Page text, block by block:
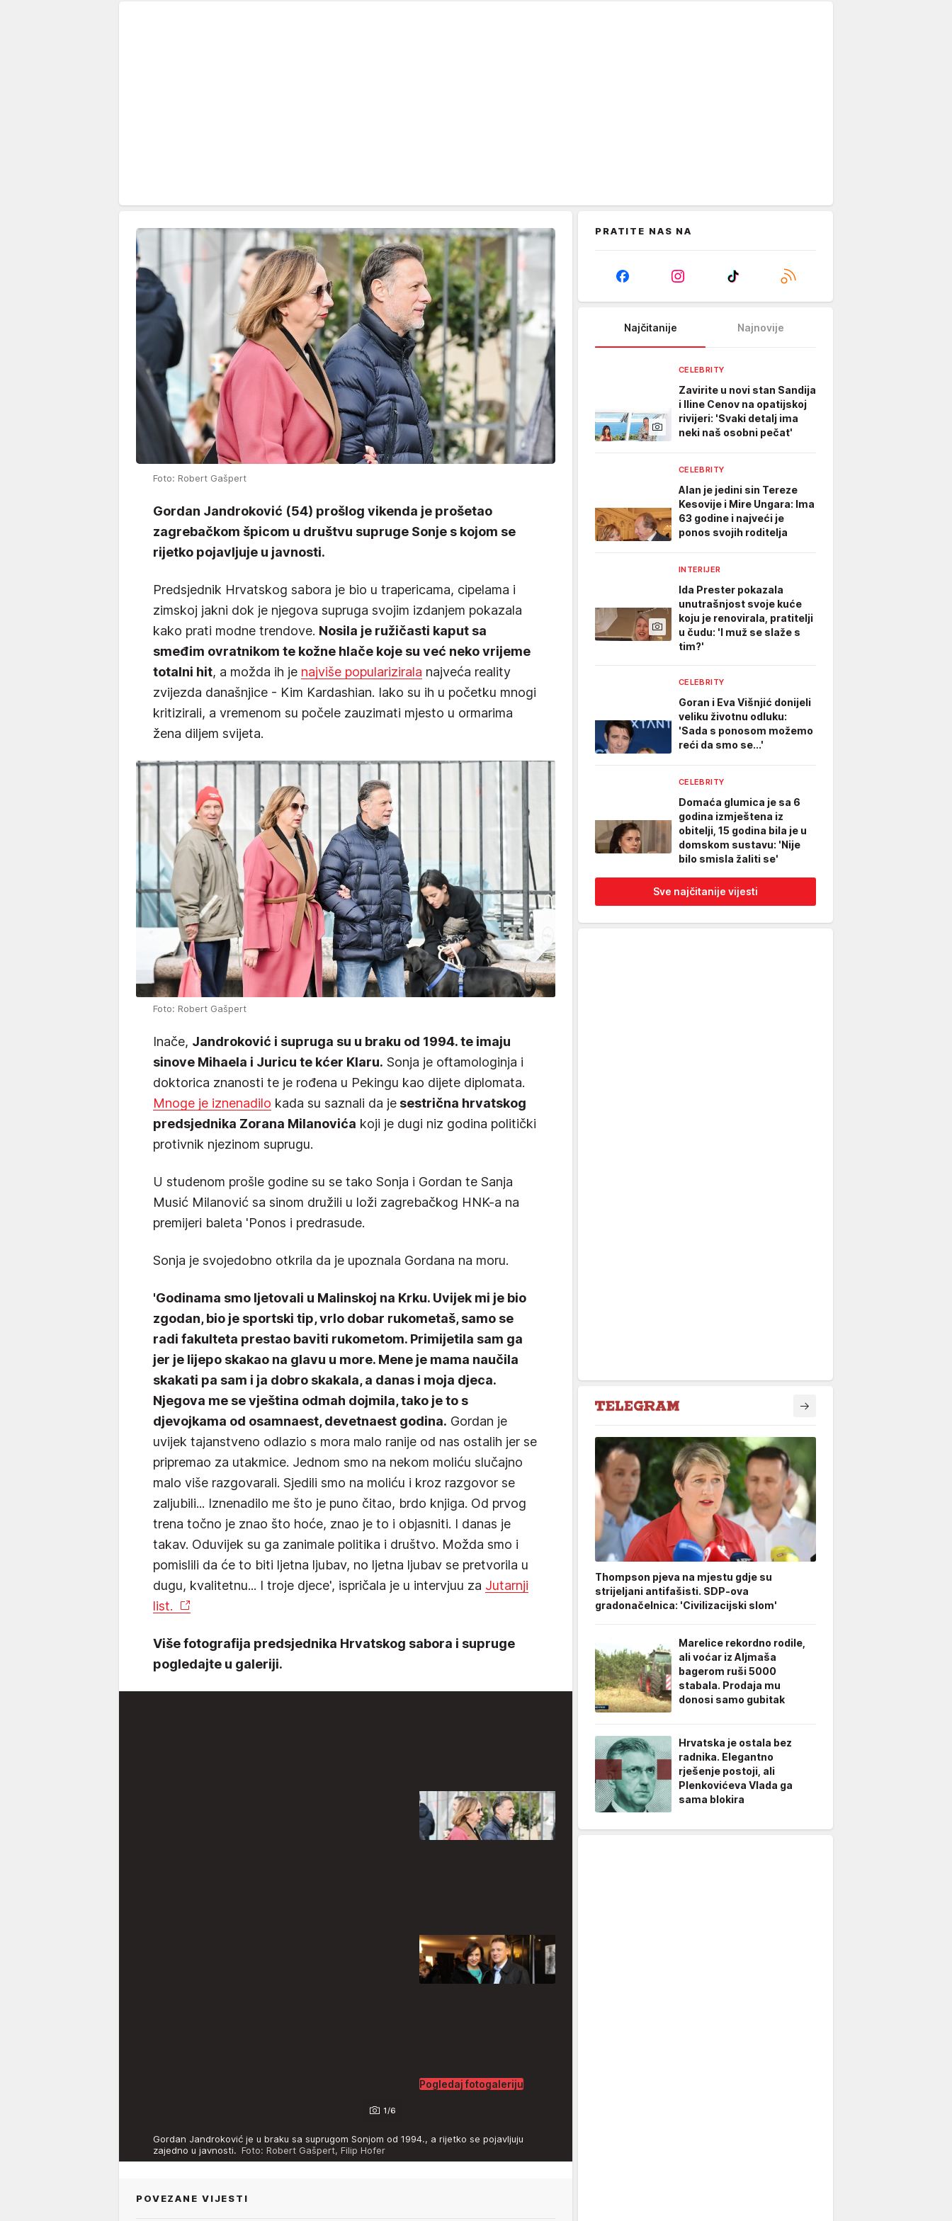
Foto: Robert Gašpert
Gordan Jandroković (54) prošlog vikenda je prošetao
zagrebačkom špicom u društvu supruge Sonje s kojom se
rijetko pojavljuje u javnosti.
Predsjednik Hrvatskog sabora je bio u trapericama, cipelama i
zimskoj jakni dok je njegova supruga svojim izdanjem pokazala
kako prati modne trendove. Nosila je ružičasti kaput sa
smeđim ovratnikom te kožne hlače koje su već neko vrijeme
totalni hit, a možda ih je najviše popularizirala najveća reality
zvijezda današnjice - Kim Kardashian. Iako su ih u početku mnogi
kritizirali, a vremenom su počele zauzimati mjesto u ormarima
žena diljem svijeta.
Foto: Robert Gašpert
Inače, Jandroković i supruga su u braku od 1994. te imaju
sinove Mihaela i Juricu te kćer Klaru. Sonja je oftamologinja i
doktorica znanosti te je rođena u Pekingu kao dijete diplomata.
Mnoge je iznenadilo kada su saznali da je sestrična hrvatskog
predsjednika Zorana Milanovića koji je dugi niz godina politički
protivnik njezinom suprugu.
U studenom prošle godine su se tako Sonja i Gordan te Sanja
Musić Milanović sa sinom družili u loži zagrebačkog HNK-a na
premijeri baleta 'Ponos i predrasude.
Sonja je svojedobno otkrila da je upoznala Gordana na moru.
'Godinama smo ljetovali u Malinskoj na Krku. Uvijek mi je bio
zgodan, bio je sportski tip, vrlo dobar rukometaš, samo se
radi fakulteta prestao baviti rukometom. Primijetila sam ga
jer je lijepo skakao na glavu u more. Mene je mama naučila
skakati pa sam i ja dobro skakala, a danas i moja djeca.
Njegova me se vještina odmah dojmila, tako je to s
djevojkama od osamnaest, devetnaest godina. Gordan je
uvijek tajanstveno odlazio s mora malo ranije od nas ostalih jer se
pripremao za utakmice. Jednom smo na nekom moliću slučajno
malo više razgovarali. Sjedili smo na moliću i kroz razgovor se
zaljubili... Iznenadilo me što je puno čitao, brdo knjiga. Od prvog
trena točno je znao što hoće, znao je to i objasniti. I danas je
takav. Oduvijek su ga zanimale politika i društvo. Možda smo i
pomislili da će to biti ljetna ljubav, no ljetna ljubav se pretvorila u
dugu, kvalitetnu... I troje djece', ispričala je u intervjuu za Jutarnji
list.
Više fotografija predsjednika Hrvatskog sabora i supruge
pogledajte u galeriji.
1/6
Pogledaj fotogaleriju
Gordan Jandroković je u braku sa suprugom Sonjom od 1994., a rijetko se pojavljuju
zajedno u javnosti. Foto: Robert Gašpert, Filip Hofer
POVEZANE VIJESTI
PRATITE NAS NA
Najčitanije Najnovije
CELEBRITY
Zavirite u novi stan Sandija
i Iline Cenov na opatijskoj
rivijeri: 'Svaki detalj ima
neki naš osobni pečat'
CELEBRITY
Alan je jedini sin Tereze
Kesovije i Mire Ungara: Ima
63 godine i najveći je
ponos svojih roditelja
INTERIJER
Ida Prester pokazala
unutrašnjost svoje kuće
koju je renovirala, pratitelji
u čudu: 'I muž se slaže s
tim?'
CELEBRITY
Goran i Eva Višnjić donijeli
veliku životnu odluku:
'Sada s ponosom možemo
reći da smo se...'
CELEBRITY
Domaća glumica je sa 6
godina izmještena iz
obitelji, 15 godina bila je u
domskom sustavu: 'Nije
bilo smisla žaliti se'
Sve najčitanije vijesti
Thompson pjeva na mjestu gdje su
strijeljani antifašisti. SDP-ova
gradonačelnica: 'Civilizacijski slom'
Marelice rekordno rodile,
ali voćar iz Aljmaša
bagerom ruši 5000
stabala. Prodaja mu
donosi samo gubitak
Hrvatska je ostala bez
radnika. Elegantno
rješenje postoji, ali
Plenkovićeva Vlada ga
sama blokira